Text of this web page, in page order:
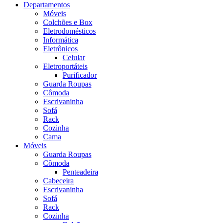
Departamentos
Móveis
Colchões e Box
Eletrodomésticos
Informática
Eletrônicos
Celular
Eletroportáteis
Purificador
Guarda Roupas
Cômoda
Escrivaninha
Sofá
Rack
Cozinha
Cama
Móveis
Guarda Roupas
Cômoda
Penteadeira
Cabeceira
Escrivaninha
Sofá
Rack
Cozinha